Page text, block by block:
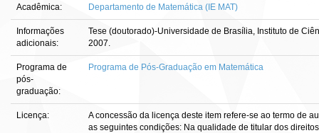
Acadêmica:
Departamento de Matemática (IE MAT)
Informações
adicionais:
Tese (doutorado)-Universidade de Brasília, Instituto de
2007.
Programa de
pós-
graduação:
Programa de Pós-Graduação em Matemática
Licença:
A concessão da licença deste item refere-se ao termo de
as seguintes condições: Na qualidade de titular dos